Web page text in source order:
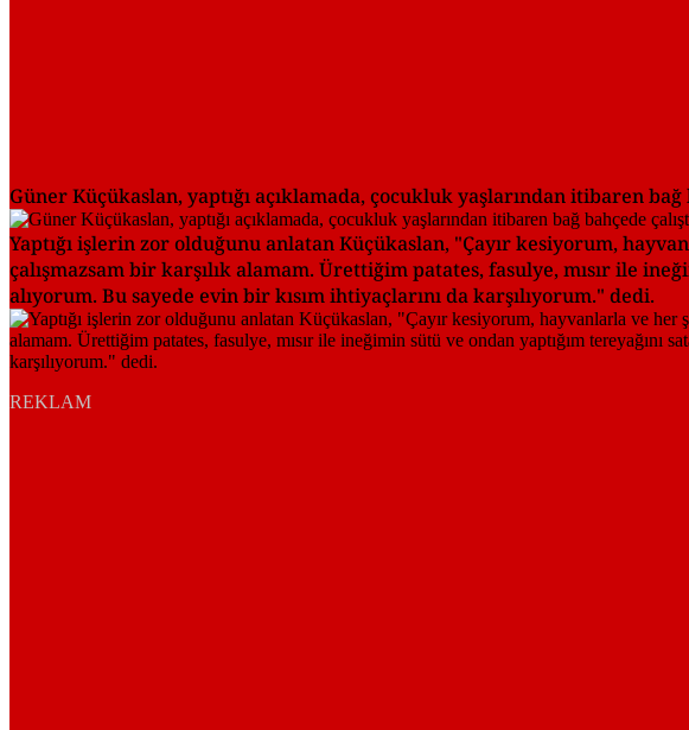
Güner Küçükaslan, yaptığı açıklamada, çocukluk yaşlarından itibaren
Yaptığı işlerin zor olduğunu anlatan Küçükaslan, "Çayır kesiyorum,
çalışmazsam bir karşılık alamam. Ürettiğim patates, fasulye, mısır ile
alıyorum. Bu sayede evin bir kısım ihtiyaçlarını da karşılıyorum." dedi.
REKLAM